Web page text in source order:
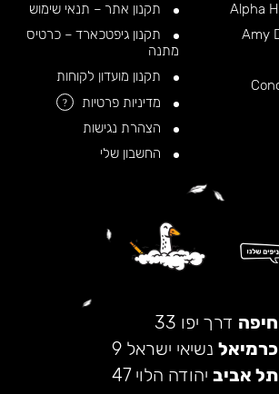
תקנון אתר – תנאי שימוש
תקנון גיפטכארד – כרטיס
מתנה
תקנון מועדון לקוחות
מדיניות פרטיות
?
הצהרת נגישות
החשבון שלי
חיפה דרך יפו 33
כרמיאל נשיאי ישראל 9
תל אביב יהודה הלוי 47